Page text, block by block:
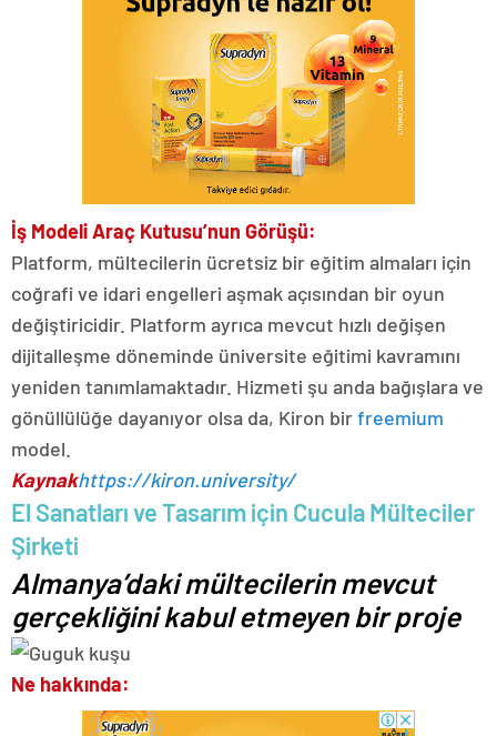
İş Modeli Araç Kutusu’nun Görüşü:
Platform, mültecilerin ücretsiz bir eğitim almaları için
coğrafi ve idari engelleri aşmak açısından bir oyun
değiştiricidir. Platform ayrıca mevcut hızlı değişen
dijitalleşme döneminde üniversite eğitimi kavramını
yeniden tanımlamaktadır. Hizmeti şu anda bağışlara ve
gönüllülüğe dayanıyor olsa da, Kiron birfreemium
model.
Kaynakhttps://kiron.university/
El Sanatları ve Tasarım için Cucula Mülteciler
Şirketi
Almanya’daki mültecilerin mevcut
gerçekliğini kabul etmeyen bir proje
Ne hakkında: